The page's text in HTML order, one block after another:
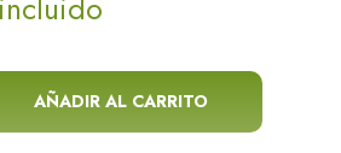
cantidad
AÑADIR AL CARRITO